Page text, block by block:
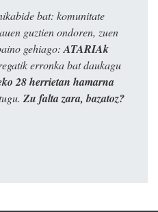
bat: komunitate
guztien ondoren, zuen
gehiago:ATARIAk
erronka bat daukagu
28 herrietan hamarna
Zu falta zara, bazatoz?